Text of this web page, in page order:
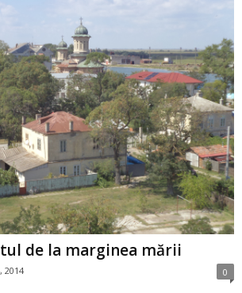
de la marginea mării
2014 0